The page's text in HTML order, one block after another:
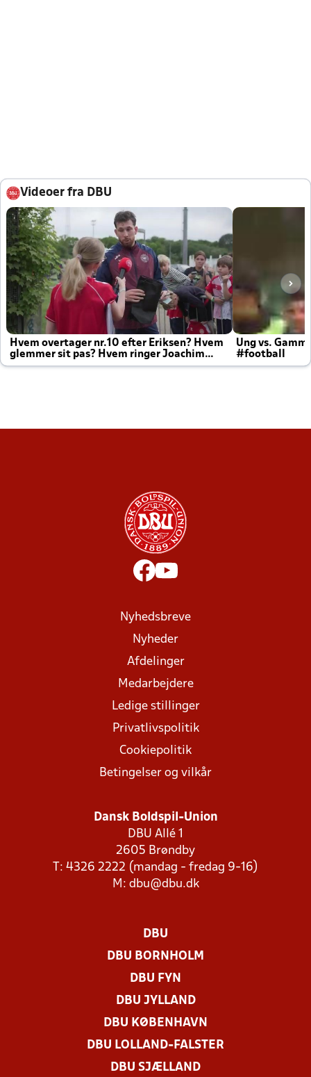
Videoer fra DBU
Hvem overtager nr.10 efter Eriksen? Hvem
glemmer sit pas? Hvem ringer Joachim
altid til efter kampe?
Ung vs.
#football
Nyhedsbreve
Nyheder
Afdelinger
Medarbejdere
Ledige stillinger
Privatlivspolitik
Cookiepolitik
Betingelser og vilkår
Dansk Boldspil-Union
DBU Allé 1
2605 Brøndby
T: 4326 2222 (mandag - fredag 9-16)
M: dbu@dbu.dk
DBU
DBU BORNHOLM
DBU FYN
DBU JYLLAND
DBU KØBENHAVN
DBU LOLLAND-FALSTER
DBU SJÆLLAND